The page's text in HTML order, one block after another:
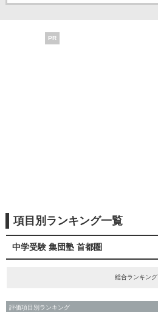
PR
項目別ランキング一覧
中学受験 集団塾 首都圏
総合ランキング
評価項目別ランキング